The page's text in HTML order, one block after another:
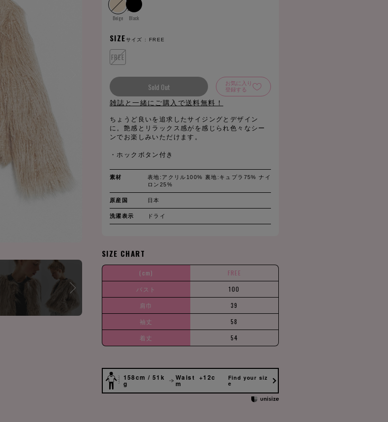
Beige Black
SIZEサイズ : FREE
FREE
Sold Out
お気に入り
登録する
雑誌と一緒にご購入で送料無料！
ちょうど良いを追求したサイジングとデザイン
に。艶感とリラックス感がを感じられ色々なシー
ンでお楽しみいただけます。
・ホックボタン付き
素材
表地:アクリル100% 裏地:キュプラ75% ナイ
ロン25%
原産国 日本
洗濯表示 ドライ
SIZE CHART
(cm)
FREE
バスト
100
肩巾
39
袖丈
58
着丈
54
158cm / 51k
g
Waist +12c
m
Find your siz
e